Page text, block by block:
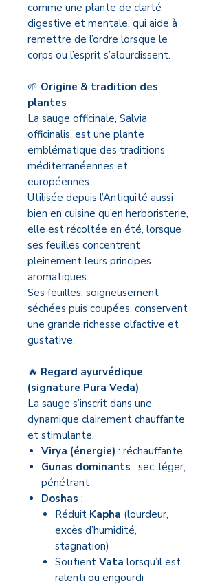
comme une plante de clarté
digestive et mentale, qui aide à
remettre de l’ordre lorsque le
corps ou l’esprit s’alourdissent.
🌱 Origine & tradition des
plantes
La sauge officinale, Salvia
officinalis, est une plante
emblématique des traditions
méditerranéennes et
européennes.
Utilisée depuis l’Antiquité aussi
bien en cuisine qu’en herboristerie,
elle est récoltée en été, lorsque
ses feuilles concentrent
pleinement leurs principes
aromatiques.
Ses feuilles, soigneusement
séchées puis coupées, conservent
une grande richesse olfactive et
gustative.
🔥 Regard ayurvédique
(signature Pura Veda)
La sauge s’inscrit dans une
dynamique clairement chauffante
et stimulante.
Virya (énergie) : réchauffante
Gunas dominants : sec, léger,
pénétrant
Doshas :
Réduit Kapha (lourdeur,
excès d’humidité,
stagnation)
Soutient Vata lorsqu’il est
ralenti ou engourdi